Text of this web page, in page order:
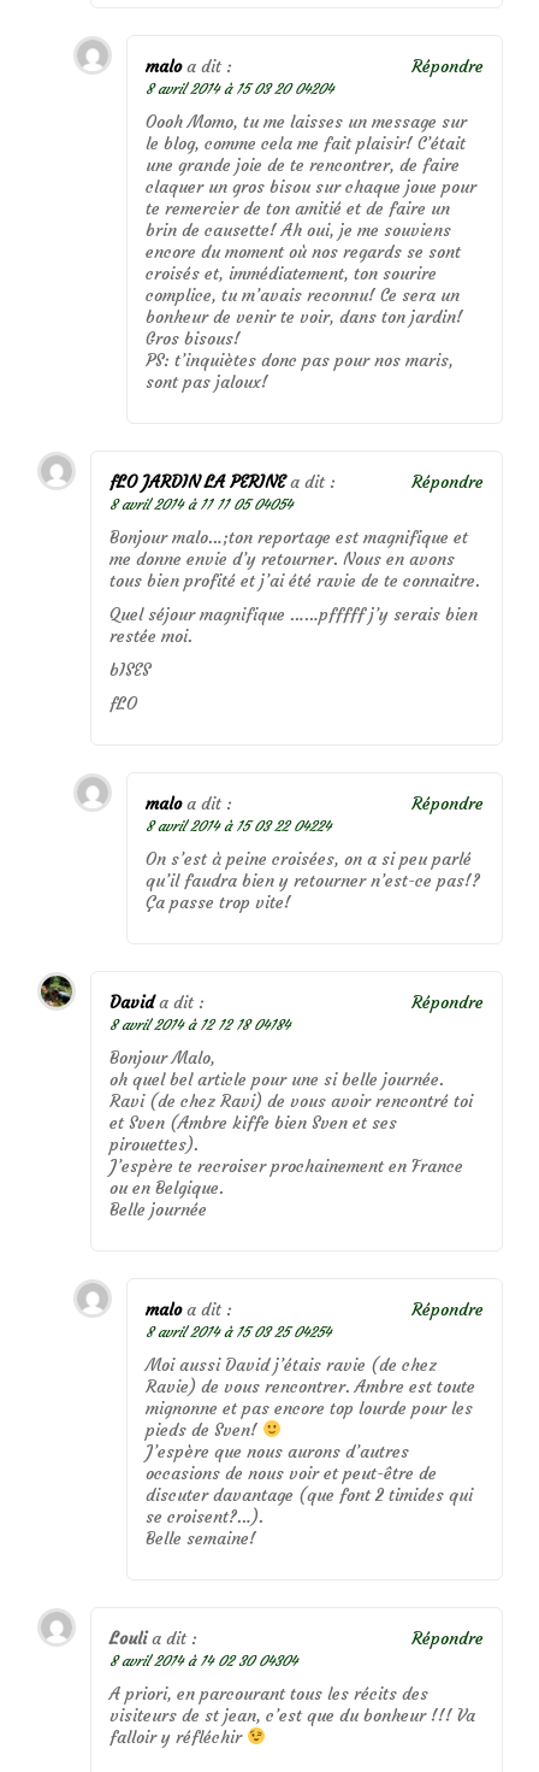
malo a dit :
8 avril 2014 à 15 03 20 04204
Oooh Momo, tu me laisses un message sur
le blog, comme cela me fait plaisir! C’était
une grande joie de te rencontrer, de faire
claquer un gros bisou sur chaque joue pour
te remercier de ton amitié et de faire un
brin de causette! Ah oui, je me souviens
encore du moment où nos regards se sont
croisés et, immédiatement, ton sourire
complice, tu m’avais reconnu! Ce sera un
bonheur de venir te voir, dans ton jardin!
Gros bisous!
PS: t’inquiètes donc pas pour nos maris,
sont pas jaloux!
Répondre
fLO JARDIN LA PERINE a dit :
8 avril 2014 à 11 11 05 04054
Bonjour malo…;ton reportage est magnifique et
me donne envie d’y retourner. Nous en avons
tous bien profité et j’ai été ravie de te connaitre.
Quel séjour magnifique ……pfffff j’y serais bien
restée moi.
bISES
fLO
Répondre
malo a dit :
8 avril 2014 à 15 03 22 04224
On s’est à peine croisées, on a si peu parlé
qu’il faudra bien y retourner n’est-ce pas!?
Ça passe trop vite!
Répondre
David a dit :
8 avril 2014 à 12 12 18 04184
Bonjour Malo,
oh quel bel article pour une si belle journée.
Ravi (de chez Ravi) de vous avoir rencontré toi
et Sven (Ambre kiffe bien Sven et ses
pirouettes).
J’espère te recroiser prochainement en France
ou en Belgique.
Belle journée
Répondre
malo a dit :
8 avril 2014 à 15 03 25 04254
Moi aussi David j’étais ravie (de chez
Ravie) de vous rencontrer. Ambre est toute
mignonne et pas encore top lourde pour les
pieds de Sven!
J’espère que nous aurons d’autres
occasions de nous voir et peut-être de
discuter davantage (que font 2 timides qui
se croisent?…).
Belle semaine!
Répondre
Louli a dit :
8 avril 2014 à 14 02 30 04304
A priori, en parcourant tous les récits des
visiteurs de st jean, c’est que du bonheur !!! Va
falloir y réfléchir
Répondre